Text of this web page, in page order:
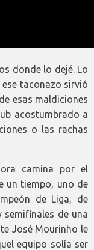
donde lo dejé. Lo
taconazo sirvió
esas maldiciones
acostumbrado a
o las rachas
camina por el
un tiempo, uno de
de Liga, de
de una
José Mourinho le
equipo solía ser